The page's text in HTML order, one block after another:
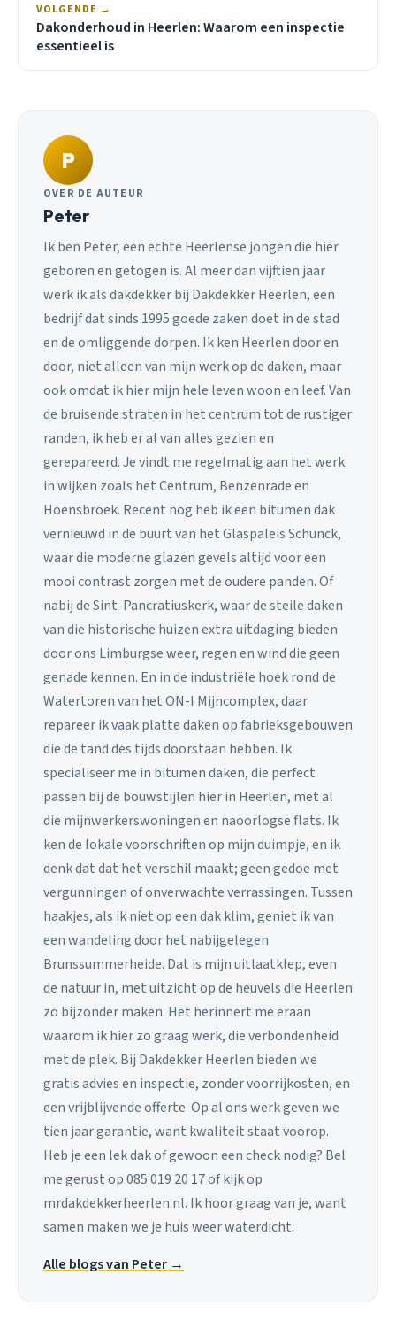
VOLGENDE →
Dakonderhoud in Heerlen: Waarom een inspectie
essentieel is
P
OVER DE AUTEUR
Peter
Ik ben Peter, een echte Heerlense jongen die hier
geboren en getogen is. Al meer dan vijftien jaar
werk ik als dakdekker bij Dakdekker Heerlen, een
bedrijf dat sinds 1995 goede zaken doet in de stad
en de omliggende dorpen. Ik ken Heerlen door en
door, niet alleen van mijn werk op de daken, maar
ook omdat ik hier mijn hele leven woon en leef. Van
de bruisende straten in het centrum tot de rustiger
randen, ik heb er al van alles gezien en
gerepareerd. Je vindt me regelmatig aan het werk
in wijken zoals het Centrum, Benzenrade en
Hoensbroek. Recent nog heb ik een bitumen dak
vernieuwd in de buurt van het Glaspaleis Schunck,
waar die moderne glazen gevels altijd voor een
mooi contrast zorgen met de oudere panden. Of
nabij de Sint-Pancratiuskerk, waar de steile daken
van die historische huizen extra uitdaging bieden
door ons Limburgse weer, regen en wind die geen
genade kennen. En in de industriële hoek rond de
Watertoren van het ON-I Mijncomplex, daar
repareer ik vaak platte daken op fabrieksgebouwen
die de tand des tijds doorstaan hebben. Ik
specialiseer me in bitumen daken, die perfect
passen bij de bouwstijlen hier in Heerlen, met al
die mijnwerkerswoningen en naoorlogse flats. Ik
ken de lokale voorschriften op mijn duimpje, en ik
denk dat dat het verschil maakt; geen gedoe met
vergunningen of onverwachte verrassingen. Tussen
haakjes, als ik niet op een dak klim, geniet ik van
een wandeling door het nabijgelegen
Brunssummerheide. Dat is mijn uitlaatklep, even
de natuur in, met uitzicht op de heuvels die Heerlen
zo bijzonder maken. Het herinnert me eraan
waarom ik hier zo graag werk, die verbondenheid
met de plek. Bij Dakdekker Heerlen bieden we
gratis advies en inspectie, zonder voorrijkosten, en
een vrijblijvende offerte. Op al ons werk geven we
tien jaar garantie, want kwaliteit staat voorop.
Heb je een lek dak of gewoon een check nodig? Bel
me gerust op 085 019 20 17 of kijk op
mrdakdekkerheerlen.nl. Ik hoor graag van je, want
samen maken we je huis weer waterdicht.
Alle blogs van Peter →